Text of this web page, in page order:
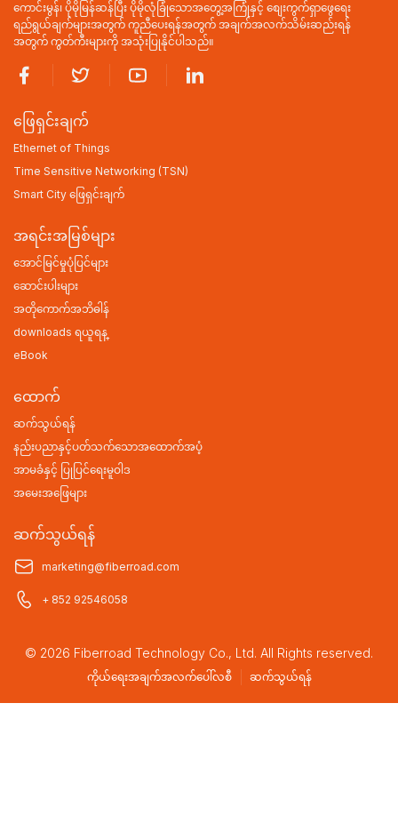
ကောင်းမွန်၊ ပိုမိုမြန်ဆန်ပြီး ပိုမိုလုံခြုံသောအတွေ့အကြုံနှင့် စျေးကွက်ရှာဖွေရေး
ရည်ရွယ်ချက်များအတွက် ကူညီပေးရန်အတွက် အချက်အလက်သိမ်းဆည်းရန်
အတွက် ကွတ်ကီးများကို အသုံးပြုနိုင်ပါသည်။
ဖြေရှင်းချက်
Ethernet of Things
Time Sensitive Networking (TSN)
Smart City ဖြေရှင်းချက်
အရင်းအမြစ်များ
အောင်မြင်မှုပုံပြင်များ
ဆောင်းပါးများ
အတိုကောက်အဘိဓါန်
downloads ရယူရန္
eBook
ထောက်
ဆက်သွယ်ရန်
နည်းပညာနှင့်ပတ်သက်သောအထောက်အပံ့
အာမခံနှင့် ပြုပြင်ရေးမူဝါဒ
အမေးအဖြေများ
ဆက်သွယ်ရန်
marketing@fiberroad.com
+ 852 92546058
© 2026 Fiberroad Technology Co., Ltd. All Rights reserved.
ကိုယ်ရေးအချက်အလက်ပေါ်လစီ ဆက်သွယ်ရန်